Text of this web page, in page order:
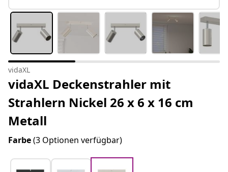
vidaXL
vidaXL Deckenstrahler mit
Strahlern Nickel 26 x 6 x 16 cm
Metall
Farbe(3 Optionen verfügbar)